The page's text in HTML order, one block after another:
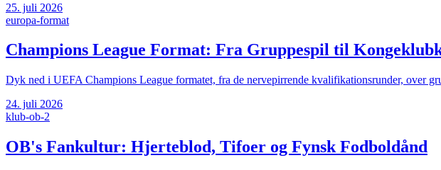
25. juli 2026
europa-format
Champions League Format: Fra Gruppespil til
Dyk ned i UEFA Champions League formatet, fra de nervepirrende kvalifikationsrunder, over
24. juli 2026
klub-ob-2
OB's Fankultur: Hjerteblod, Tifoer og Fynsk Fodboldånd